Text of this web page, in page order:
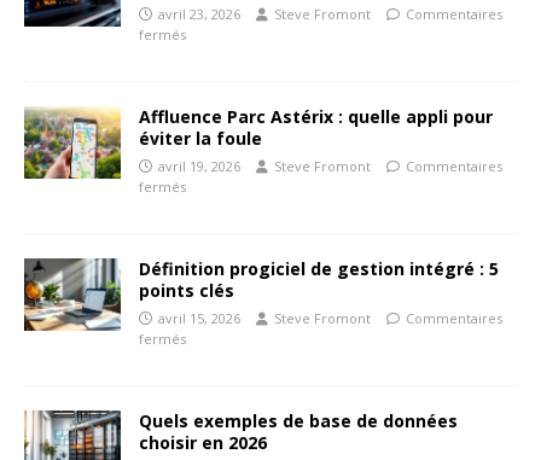
avril 23, 2026 Steve Fromont
Commentaires
fermés
Affluence Parc Astérix : quelle appli pour
éviter la foule
avril 19, 2026 Steve Fromont
Commentaires
fermés
Définition progiciel de gestion intégré : 5
points clés
avril 15, 2026 Steve Fromont
Commentaires
fermés
Quels exemples de base de données
choisir en 2026